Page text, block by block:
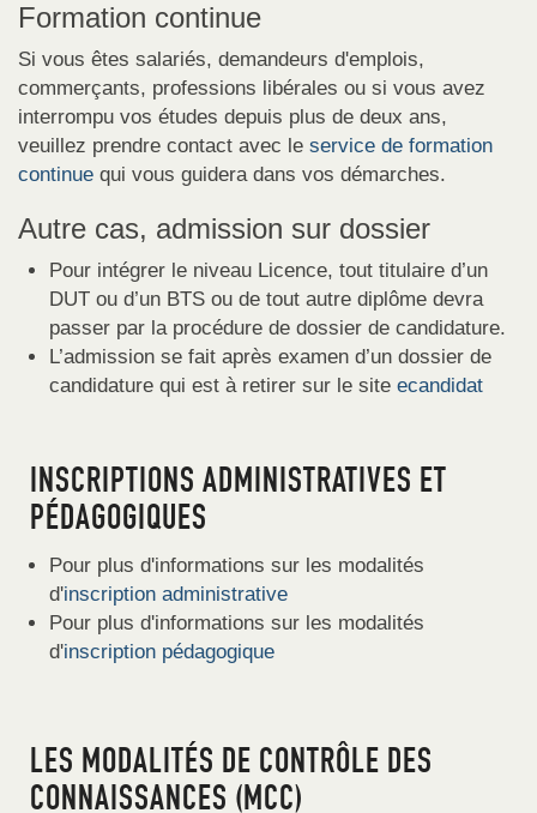
Formation continue
Si vous êtes salariés, demandeurs d'emplois,
commerçants, professions libérales ou si vous avez
interrompu vos études depuis plus de deux ans,
veuillez prendre contact avec le service de formation
continue qui vous guidera dans vos démarches.
Autre cas, admission sur dossier
Pour intégrer le niveau Licence, tout titulaire d’un
DUT ou d’un BTS ou de tout autre diplôme devra
passer par la procédure de dossier de candidature.
L’admission se fait après examen d’un dossier de
candidature qui est à retirer sur le site ecandidat
INSCRIPTIONS ADMINISTRATIVES ET
PÉDAGOGIQUES
Pour plus d'informations sur les modalités
d'inscription administrative
Pour plus d'informations sur les modalités
d'inscription pédagogique
LES MODALITÉS DE CONTRÔLE DES
CONNAISSANCES (MCC)